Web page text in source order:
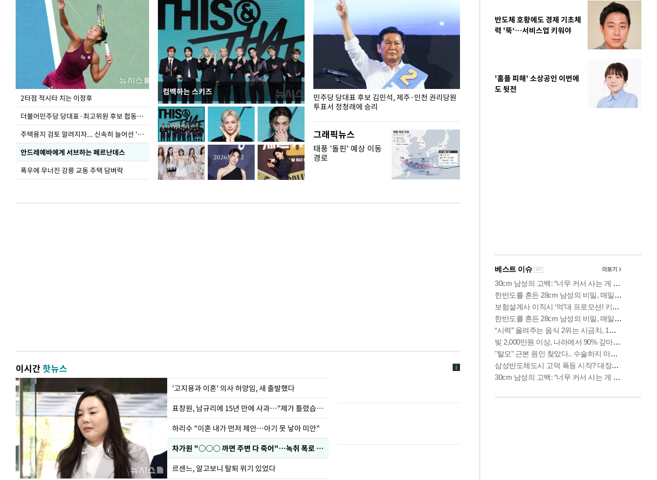
2타점 적시타 치는 이정후
더불어민주당 당대표·최고위원 후보 합동연설회
주택용지 검토 알려지자... 신속히 늘어선 '근조화환'
안드레예바에게 서브하는 페르난데스
폭우에 무너진 강릉 교동 주택 담벼락
컴백하는 스키즈
이번주 국회에는 무슨 일이? [뉴시스국회토pic]
민주당 당대표 후보 김민석, 제주·인천 권리당원
투표서 정청래에 승리
무더위 잊는 도심형 여름 축제 '2026 서울 바캉스 용산어린이정원
그래픽뉴스
태풍 '돌핀' 예상 이동
경로
이시간핫뉴스
'고지용과 이혼' 의사 허양임, 새 출발했다
표창원, 남규리에 15년 만에 사과…"제가 틀렸습니다"
하리수 "이혼 내가 먼저 제안…아기 못 낳아 미안"
차가원 "○○○ 까면 주변 다 죽어"…녹취 폭로 파장
르센느, 알고보니 탈퇴 위기 있었다
반도체 호황에도 경제 기초체
력 '뚝‘…서비스업 키워야
'홈플 피해' 소상공인 이번에
도 뒷전